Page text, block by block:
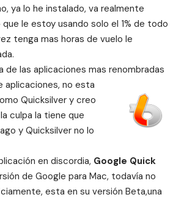
ya lo he instalado, va realmente
que le estoy usando solo el 1% de todo
tenga mas horas de vuelo le
de las aplicaciones mas renombradas
aplicaciones, no esta
Quicksilver y creo
culpa la tiene que
y Quicksilver no lo
en discordia, Google Quick
de Google para Mac, todavía no
esta en su versión Beta,una